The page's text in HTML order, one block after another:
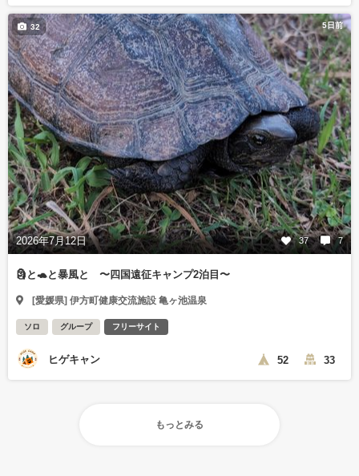
5日前
2026年7月12日 37 7
32
🗿と🐢と暴風と 〜四国遠征キャンプ2泊目〜
[愛媛県] 伊方町健康交流施設 亀ヶ池温泉
ソロ グループ フリーサイト
ヒゲキャン 52 33
もっとみる